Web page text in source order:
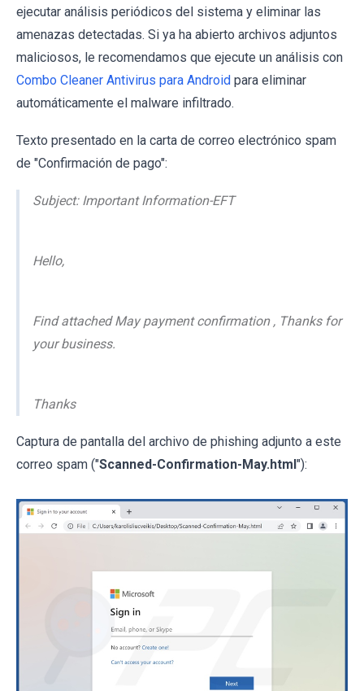
ejecutar análisis periódicos del sistema y eliminar las
amenazas detectadas. Si ya ha abierto archivos adjuntos
maliciosos, le recomendamos que ejecute un análisis con
Combo Cleaner Antivirus para Android para eliminar
automáticamente el malware infiltrado.
Texto presentado en la carta de correo electrónico spam
de "Confirmación de pago":
Subject: Important Information-EFT
Hello,
Find attached May payment confirmation , Thanks for
your business.
Thanks
Captura de pantalla del archivo de phishing adjunto a este
correo spam ("Scanned-Confirmation-May.html "):